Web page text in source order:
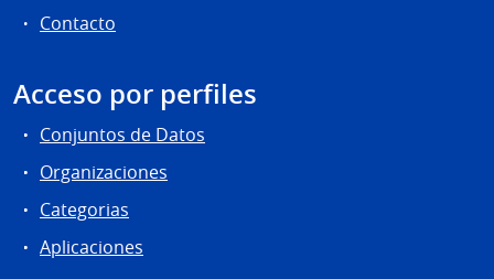
Contacto
Acceso por perfiles
Conjuntos de Datos
Organizaciones
Categorias
Aplicaciones